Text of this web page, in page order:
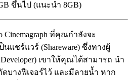
ขึ้นไป (แนะนำ 8GB)
Cinemagraph ที่คุณกำลังจะ
ชร์แวร์ (Shareware) ซึ่งทางผู้
เขาให้คุณได้สามารถ นำ
บางฟีเจอร์ไว้ และมีลายน้ำ หาก